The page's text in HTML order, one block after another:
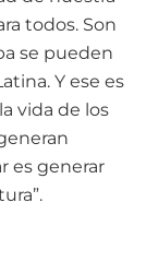
todos. Son
se pueden
Y ese es
vida de los
es generar